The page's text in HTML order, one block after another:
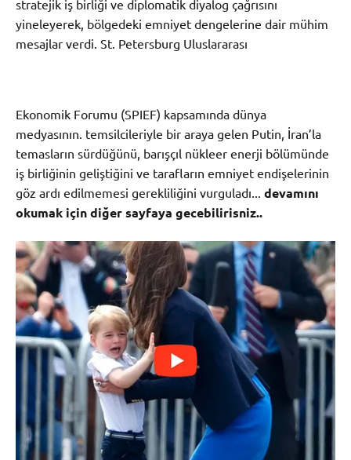
stratejik iş birliği ve diplomatik diyalog çağrısını
yineleyerek, bölgedeki emniyet dengelerine dair mühim
mesajlar verdi. St. Petersburg Uluslararası
Ekonomik Forumu (SPIEF) kapsamında dünya
medyasının. temsilcileriyle bir araya gelen Putin, İran’la
temasların sürdüğünü, barışçıl nükleer enerji bölümünde
iş birliğinin geliştiğini ve tarafların emniyet endişelerinin
göz ardı edilmemesi gerekliliğini vurguladı... devamını
okumak için diğer sayfaya gecebilirisniz..